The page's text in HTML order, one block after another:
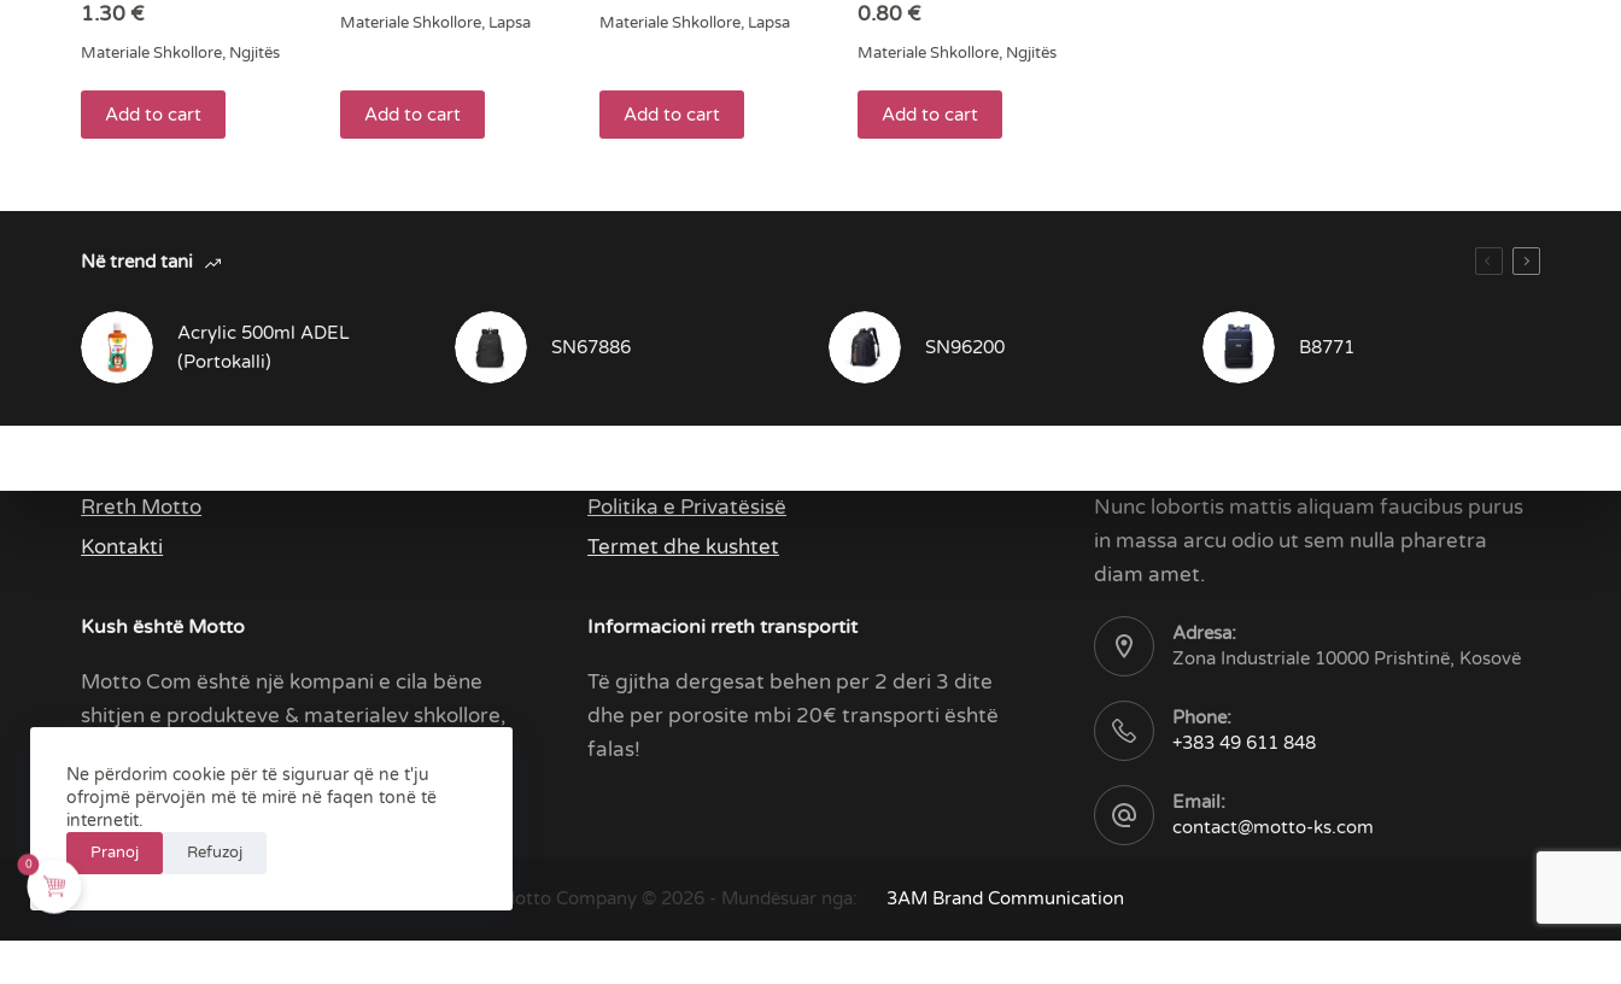
Ne përdorim cookie për të siguruar që ne t'ju
ofrojmë përvojën më të mirë në faqen tonë të
internetit.
Pranoj Refuzoj
1.30€
Materiale Shkollore, Ngjitës
Add to cart
Materiale Shkollore, Lapsa
Add to cart
Materiale Shkollore, Lapsa
Add to cart
0.80€
Materiale Shkollore, Ngjitës
Add to cart
Në trend tani
Acrylic 500ml ADEL
(Portokalli)
SN67886 SN96200 B8771
Rreth Motto
Kontakti
Kush është Motto
Motto Com është një kompani e cila bëne
shitjen e produkteve & materialev shkollore,
Politika e Privatësisë
Termet dhe kushtet
Informacioni rreth transportit
Të gjitha dergesat behen per 2 deri 3 dite
dhe per porosite mbi 20€ transporti është
falas!
Nunc lobortis mattis aliquam faucibus purus
in massa arcu odio ut sem nulla pharetra
diam amet.
Adresa:
Zona Industriale 10000 Prishtinë, Kosovë
Phone:
+383 49 611 848
Email:
contact@motto-ks.com
Motto Company © 2026 - Mundësuar nga: 3AM Brand Communication
0